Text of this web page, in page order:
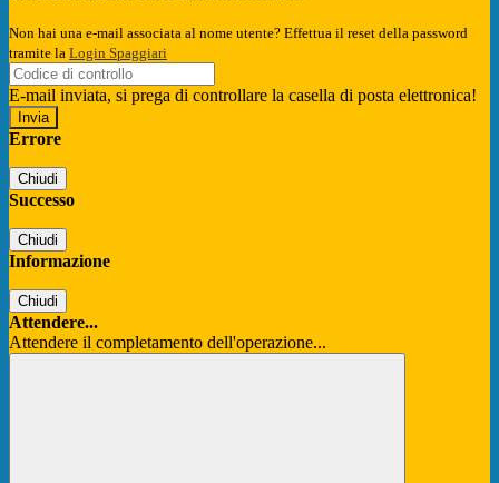
Non hai una e-mail associata al nome utente? Effettua il reset della password
tramite la Login Spaggiari
E-mail inviata, si prega di controllare la casella di posta elettronica!
Errore
Chiudi
Successo
Chiudi
Informazione
Chiudi
Attendere...
Attendere il completamento dell'operazione...